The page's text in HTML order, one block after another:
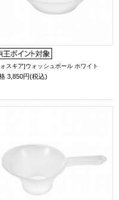
スキア]ウォッシュボール ホワイト
3,850円(税込)